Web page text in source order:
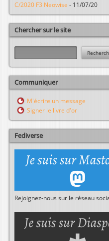
C/2020 F3 Neowise - 11/07/20
Chercher sur le site
R
e
c
h
e
h
r
Communiquer
M'écrire un message
Signer le livre d'or
Fediverse
Rejoignez-nous sur le réseau